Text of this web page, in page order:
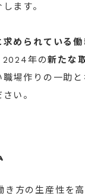
ます。
められている働
2024年の新たな
場作りの一助と
い。
き方の生産性を